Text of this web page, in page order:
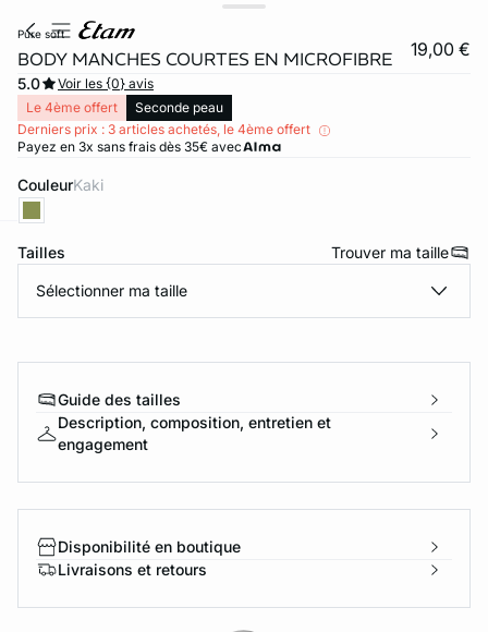
video
pure soft
BODY MANCHES COURTES EN MICROFIBRE 19,00 €
5.0
Voir les {0} avis
Le 4ème offert
Seconde peau
Derniers prix : 3 articles achetés, le 4ème offert
Payez en 3x sans frais dès 35€ avec
Couleur kaki
Tailles Trouver ma taille
Sélectionner ma taille
Guide des tailles
Description, composition, entretien et
engagement
Disponibilité en boutique
Livraisons et retours